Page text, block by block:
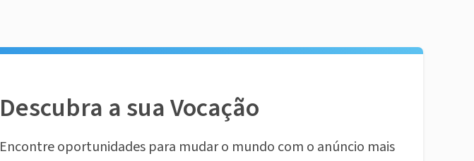
Descubra a sua Vocação
Encontre oportunidades para mudar o mundo com o anúncio mais